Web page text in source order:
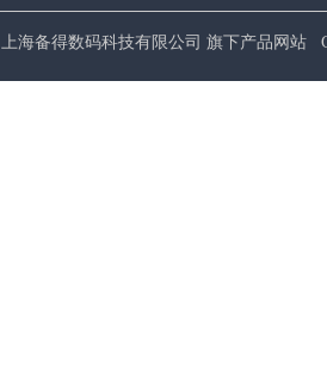
上海备得数码科技有限公司 旗下产品网站